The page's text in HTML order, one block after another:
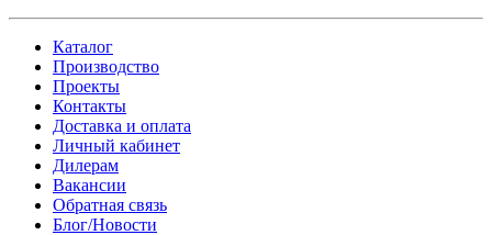
Каталог
Производство
Проекты
Контакты
Доставка и оплата
Личный кабинет
Дилерам
Вакансии
Обратная связь
Блог/Новости